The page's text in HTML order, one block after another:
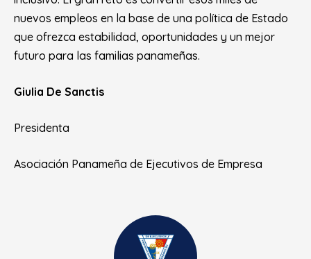
nuevos empleos en la base de una política de Estado
que ofrezca estabilidad, oportunidades y un mejor
futuro para las familias panameñas.
Giulia De Sanctis
Presidenta
Asociación Panameña de Ejecutivos de Empresa